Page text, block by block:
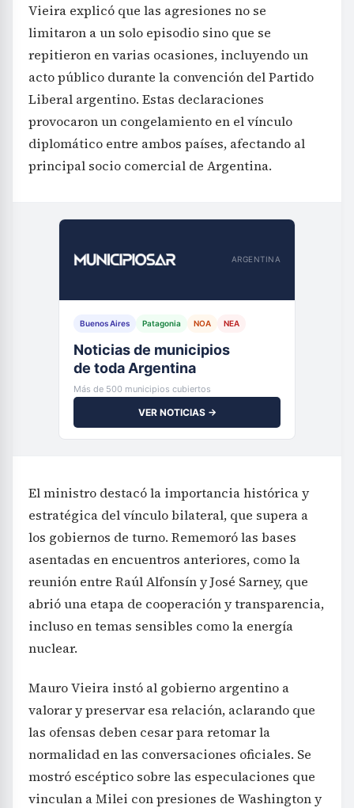
Vieira explicó que las agresiones no se
limitaron a un solo episodio sino que se
repitieron en varias ocasiones, incluyendo un
acto público durante la convención del Partido
Liberal argentino. Estas declaraciones
provocaron un congelamiento en el vínculo
diplomático entre ambos países, afectando al
principal socio comercial de Argentina.
ARGENTINA
Buenos Aires Patagonia NOA NEA
Noticias de municipios
de toda Argentina
Más de 500 municipios cubiertos
VER NOTICIAS →
El ministro destacó la importancia histórica y
estratégica del vínculo bilateral, que supera a
los gobiernos de turno. Rememoró las bases
asentadas en encuentros anteriores, como la
reunión entre Raúl Alfonsín y José Sarney, que
abrió una etapa de cooperación y transparencia,
incluso en temas sensibles como la energía
nuclear.
Mauro Vieira instó al gobierno argentino a
valorar y preservar esa relación, aclarando que
las ofensas deben cesar para retomar la
normalidad en las conversaciones oficiales. Se
mostró escéptico sobre las especulaciones que
vinculan a Milei con presiones de Washington y